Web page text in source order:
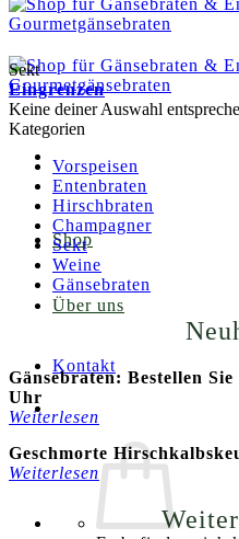
Shop
Über uns
Kontakt
Sekt
Eingrenzen
Keine deiner Auswahl
Kategorien
Vorspeisen
Entenbraten
Hirschbraten
Champagner
Sekt
Weine
Gänsebraten
Gänsebraten: Bestellen
Uhr
Weiterlesen
Geschmorte
Weiterlesen